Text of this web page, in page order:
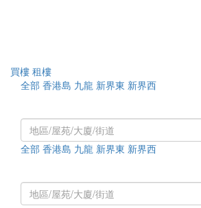
買樓 租樓
全部 香港島 九龍 新界東 新界西
全部 香港島 九龍 新界東 新界西